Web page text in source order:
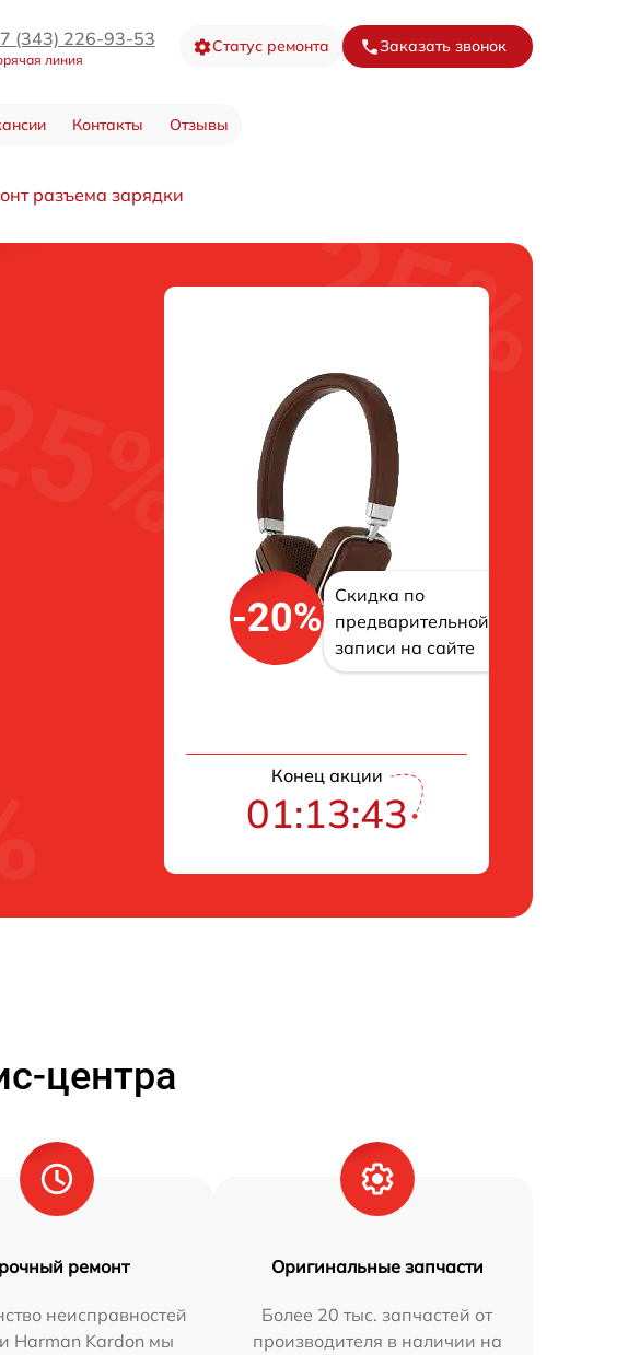
(343) 226-93-53
линия
Статус ремонта Заказать звонок
Контакты Отзывы
разъема зарядки
-20%
Скидка по
предварительной
записи на сайте
Конец акции
01:13:42
центра
ремонт
неисправностей
Harman Kardon мы
Оригинальные запчасти
Более 20 тыс. запчастей от
производителя в наличии на